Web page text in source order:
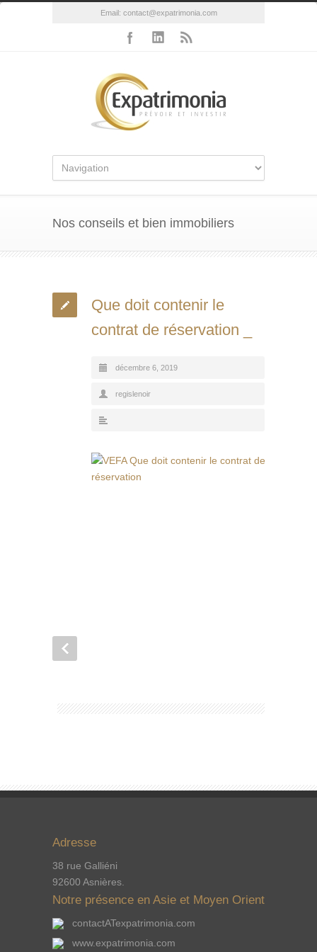
Email: contact@expatrimonia.com
Nos conseils et bien immobiliers
Que doit contenir le
contrat de réservation _
décembre 6, 2019
regislenoir
Adresse
38 rue Galliéni
92600 Asnières.
Notre présence en Asie et Moyen Orient
contactATexpatrimonia.com
www.expatrimonia.com